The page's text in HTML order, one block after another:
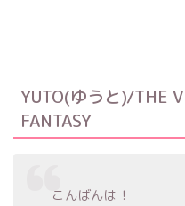
YUTO(ゆうと)/THE
FANTASY
こんばんは！